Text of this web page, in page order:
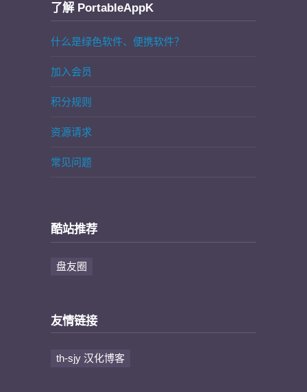
了解 PortableAppK
什么是绿色软件、便携软件？
加入会员
积分规则
资源请求
常见问题
酷站推荐
盘友圈
友情链接
th-sjy 汉化博客